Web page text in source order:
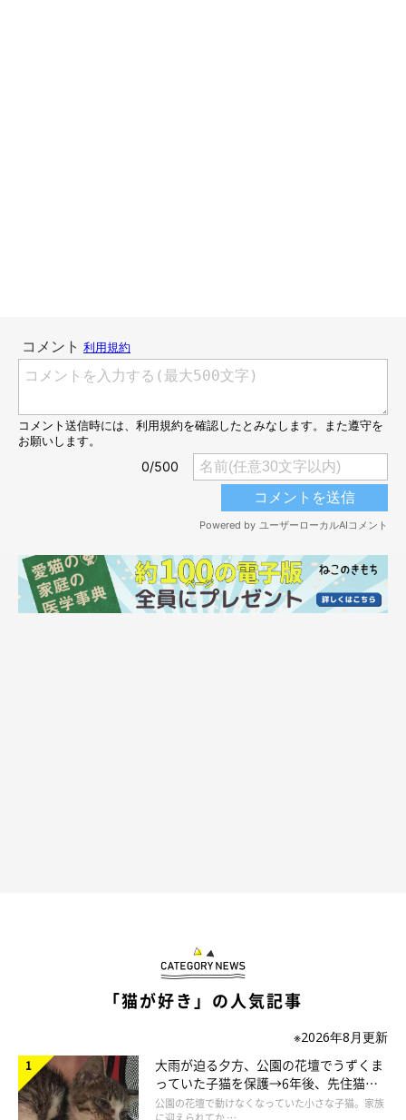
＠hmrr2418
そもそもなぜ5倍速にしたかというと、ウニくんのフミフミが
あ
＠hmrr2418
少しずつ移動しながら、まんべんなくパンをこねこねするウニく
「猫が好き」の人気記事
※2026年8月更新
大雨が迫る夕方、公園の花壇でうずくま
っていた子猫を保護→6年後、先住猫
と“姉妹”のような関係に
公園の花壇で動けなくなっていた小さな子猫。家族